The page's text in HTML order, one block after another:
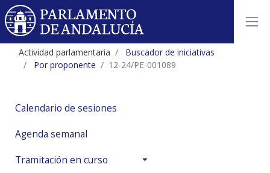
Actividad parlamentaria
Buscador de iniciativas
Por proponente
12-24/PE-001089
Calendario de sesiones
Agenda semanal
Tramitación en curso